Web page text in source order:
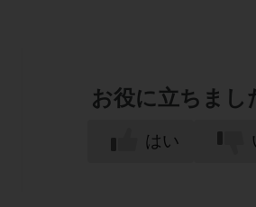
お役に立ちまし
はい